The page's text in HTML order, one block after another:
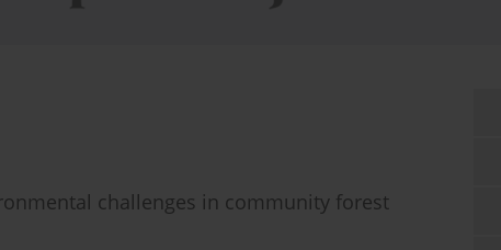
challenges in community forest